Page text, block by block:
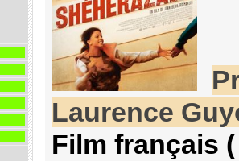
Laurence
Film français